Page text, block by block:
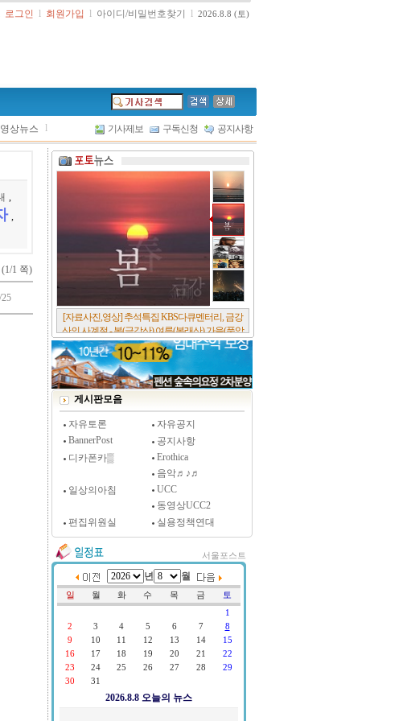
로그인 l 회원가입 l 아이디/비밀번호찾기 l 2026.8.8 (토)
영상뉴스 l 기사제보 구독신청 공지사항
1 쪽)
[서울포스트논단] 담배에 관한 추억, 연도별 우리
나라 금연정책 및 금연구역 확대 추이, 정부가 아
무리 더 해롭다고 사기를 쳐대도 피워 본 사람은
다 안다, 전자담배시장은 10년새 폭발적 증가세..
[시사저널 인터뷰] 윤방부 연세대 의대 명예교수,
"골초에게 전자담배를 허하라"
게시판모음
자유토론
자유공지
BannerPost
공지사항
디카폰카▒
Erothica
음악♬♪♬
일상의아침
UCC
동영상UCC2
편집위원실
실용정책연대
서울포스트